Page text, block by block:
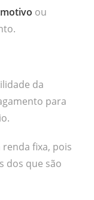
ou
da
para
fixa, pois
dos que são